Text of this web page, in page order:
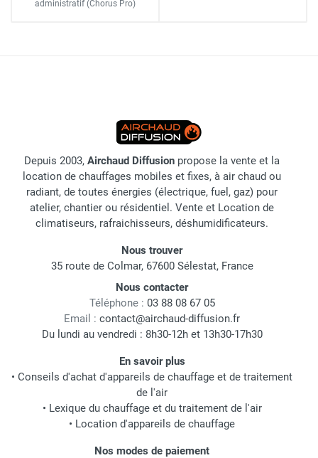
administratif (Chorus Pro)
Depuis 2003, Airchaud Diffusion propose la vente et la
location de chauffages mobiles et fixes, à air chaud ou
radiant, de toutes énergies (électrique, fuel, gaz) pour
atelier, chantier ou résidentiel. Vente et Location de
climatiseurs, rafraichisseurs, déshumidificateurs.
Nous trouver
35 route de Colmar, 67600 Sélestat, France
Nous contacter
Téléphone : 03 88 08 67 05
Email : contact@airchaud-diffusion.fr
Du lundi au vendredi : 8h30-12h et 13h30-17h30
En savoir plus
• Conseils d'achat d'appareils de chauffage et de traitement
de l'air
• Lexique du chauffage et du traitement de l'air
• Location d'appareils de chauffage
Nos modes de paiement